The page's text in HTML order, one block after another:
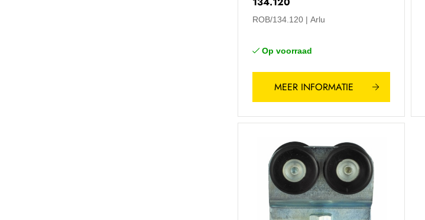
ROB/134.120 Arlu
Op voorraad
MEER INFORMATIE